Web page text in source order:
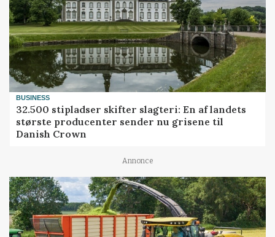
BUSINESS
32.500 stipladser skifter slagteri: En af landets
største producenter sender nu grisene til
Danish Crown
Annonce